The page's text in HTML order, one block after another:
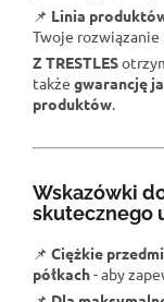
📌 Linia
Twoje rozwiązanie
Z TRESTLES
także gwarancję
produktów
Wskazówki
skutecznego
📌 Ciężkie
półkach- aby